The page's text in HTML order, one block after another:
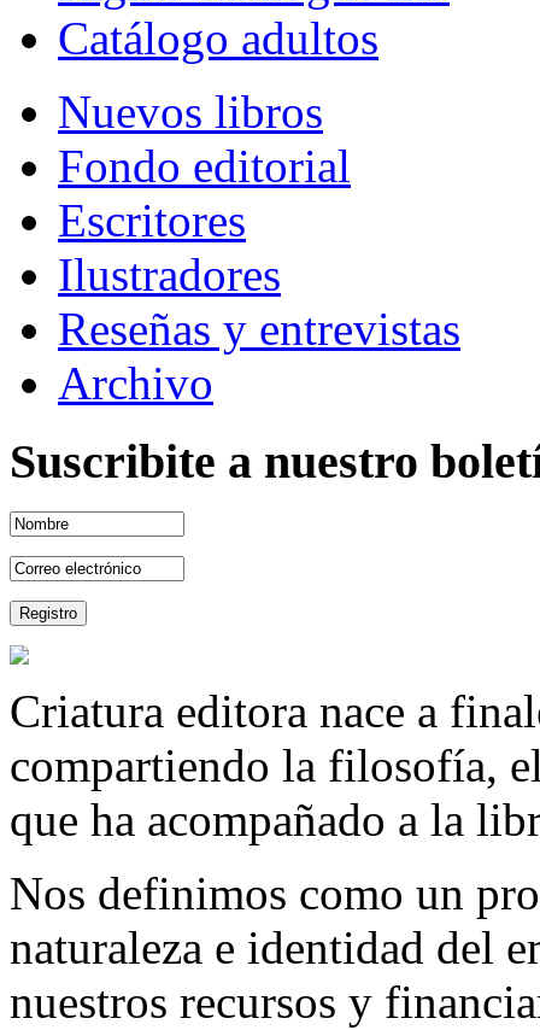
Catálogo adultos
Nuevos libros
Fondo editorial
Escritores
Ilustradores
Reseñas y entrevistas
Archivo
Suscribite a nuestro
Criatura editora nace a
compartiendo la filosofía,
que ha acompañado a la
Nos definimos como un
naturaleza e identidad del
nuestros recursos y